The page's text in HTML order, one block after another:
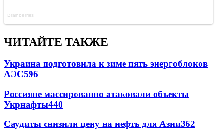
ЧИТАЙТЕ ТАКЖЕ
Украина подготовила к зиме пять энергоблоков
АЭС596
Россияне массированно атаковали объекты
Укрнафты440
Саудиты снизили цену на нефть для Азии362